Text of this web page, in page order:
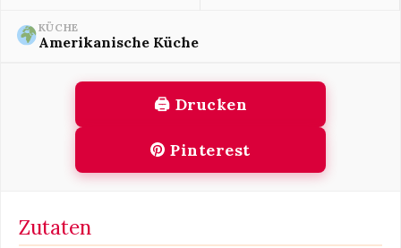
KÜCHE
Amerikanische Küche
🖨 Drucken
Pinterest
Zutaten